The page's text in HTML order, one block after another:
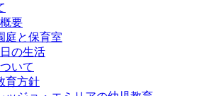
要
庭と保育室
の生活
いて
育方針